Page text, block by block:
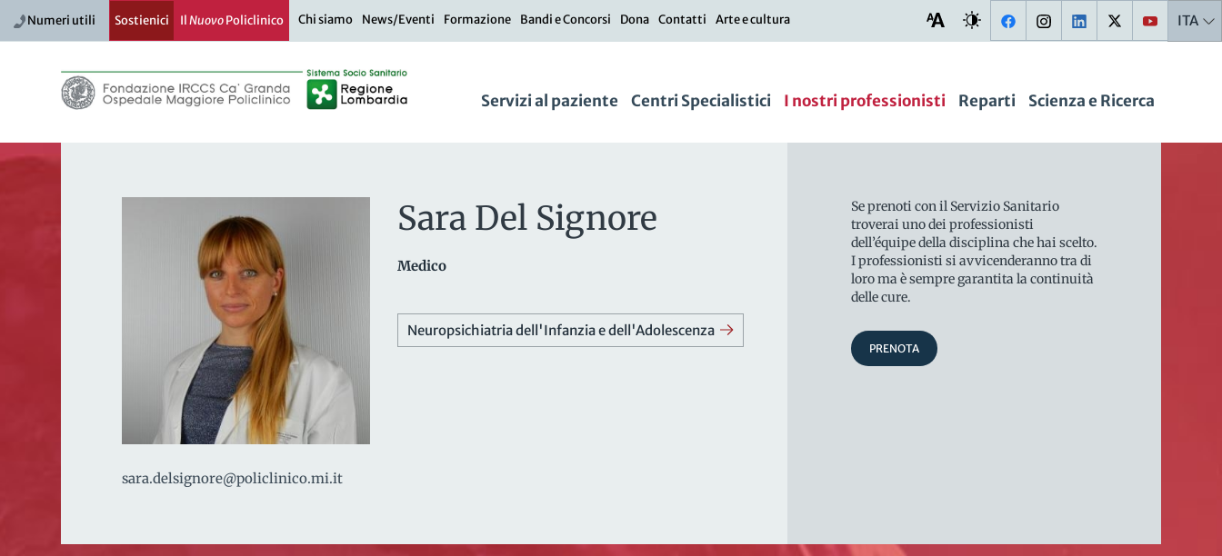
Numeri utili Sostienici IlNuovoPoliclinico Chi siamo News/Eventi Formazione Bandi e Concorsi Dona Contatti Arte e cultura ITA
Servizi al paziente Centri Specialistici I nostri professionisti Reparti Scienza e Ricerca
sara.delsignore@policlinico.mi.it
Sara Del Signore
Medico
Neuropsichiatria dell'Infanzia e dell'Adolescenza
Se prenoti con il Servizio Sanitario
troverai uno dei professionisti
dell’équipe della disciplina che hai scelto.
I professionisti si avvicenderanno tra di
loro ma è sempre garantita la continuità
delle cure.
PRENOTA